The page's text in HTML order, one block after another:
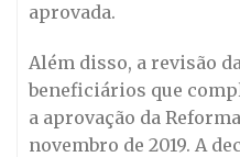
aprovada.
Além disso, a revisão
beneficiários que
a aprovação da
novembro de 2019. A